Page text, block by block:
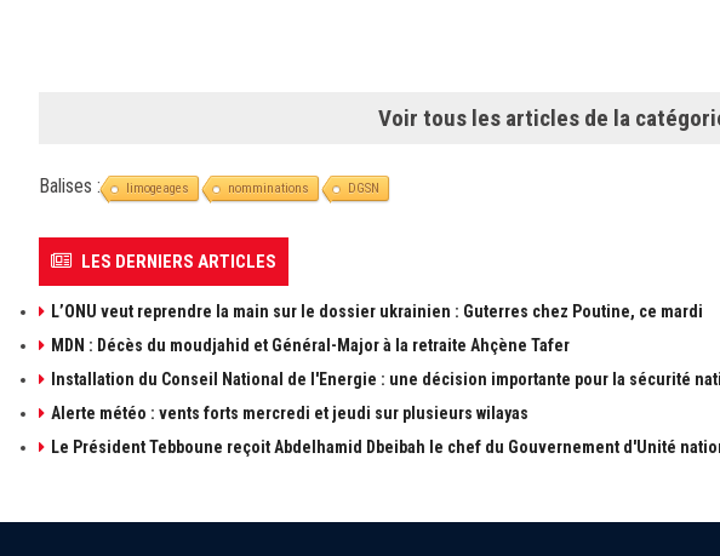
Voir tous les articles de la
Balises : limogeages nomminations DGSN
LES DERNIERS ARTICLES
L’ONU veut reprendre la main sur le dossier ukrainien : Guterres chez Poutine, ce mardi
MDN : Décès du moudjahid et Général-Major à la retraite Ahçène Tafer
Installation du Conseil National de l'Energie : une décision importante pour la sécurité
Alerte météo : vents forts mercredi et jeudi sur plusieurs wilayas
Le Président Tebboune reçoit Abdelhamid Dbeibah le chef du Gouvernement d'Unité